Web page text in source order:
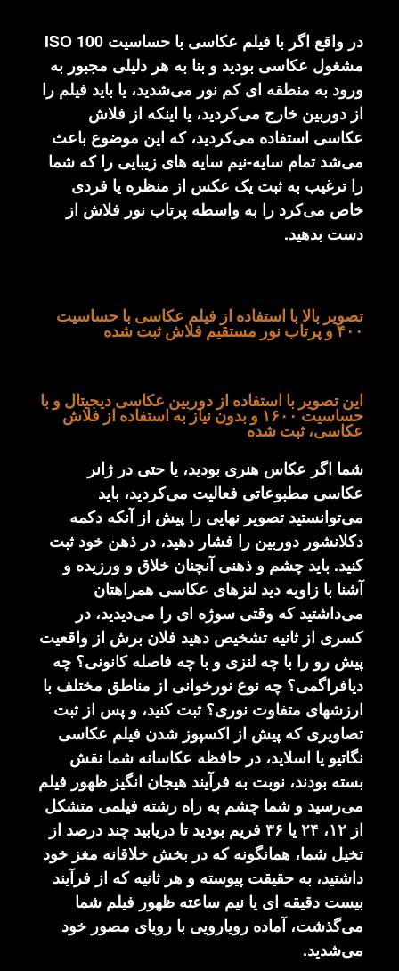
در واقع اگر با فیلم عکاسی با حساسیت 100 ISO
مشغول عکاسی بودید و بنا به هر دلیلی مجبور به
ورود به منطقه ای کم نور می‌شدید، یا باید فیلم را
از دوربین خارج می‌کردید، یا اینکه از فلاش
عکاسی استفاده می‌کردید، که این موضوع باعث
می‌شد تمام سایه-نیم سایه های زیبایی را که شما
را ترغیب به ثبت یک عکس از منظره یا فردی
خاص می‌کرد را به واسطه پرتاب نور فلاش از
دست بدهید.
تصویر بالا با استفاده از فیلم عکاسی با حساسیت
۴۰۰ و پرتاب نور مستقیم فلاش ثبت شده
این تصویر با استفاده از دوربین عکاسی دیجیتال و با
حساسیت ۱۶۰۰ و بدون نیاز به استفاده از فلاش
عکاسی، ثبت شده
شما اگر عکاس هنری بودید، یا حتی در ژانر
عکاسی مطبوعاتی فعالیت می‌کردید، باید
می‌توانستید تصویر نهایی را پیش از آنکه دکمه
دکلانشور دوربین را فشار دهید، در ذهن خود ثبت
کنید. باید چشم و ذهنی آنچنان خلاق و ورزیده و
آشنا با زاویه دید لنزهای عکاسی همراهتان
می‌داشتید که وقتی سوژه ای را می‌دیدید، در
کسری از ثانیه تشخیص دهید فلان برش از واقعیت
پیش رو را با چه لنزی و با چه فاصله کانونی؟ چه
دیافراگمی؟ چه نوع نورخوانی از مناطق مختلف با
ارزشهای متفاوت نوری؟ ثبت کنید، و پس از ثبت
تصاویری که پیش از اکسپوز شدن فیلم عکاسی
نگاتیو یا اسلاید، در حافظه عکاسانه شما نقش
بسته بودند، نوبت به فرآیند هیجان انگیز ظهور فیلم
می‌رسید و شما چشم به راه رشته فیلمی متشکل
از ۱۲، ۲۴ یا ۳۶ فریم بودید تا دریابید چند درصد از
تخیل شما، همانگونه که در بخش خلاقانه مغز خود
داشتید، به حقیقت پیوسته و هر ثانیه که از فرآیند
بیست دقیقه ای یا نیم ساعته ظهور فیلم شما
می‌گذشت، آماده رویارویی با رویای مصور خود
می‌شدید.